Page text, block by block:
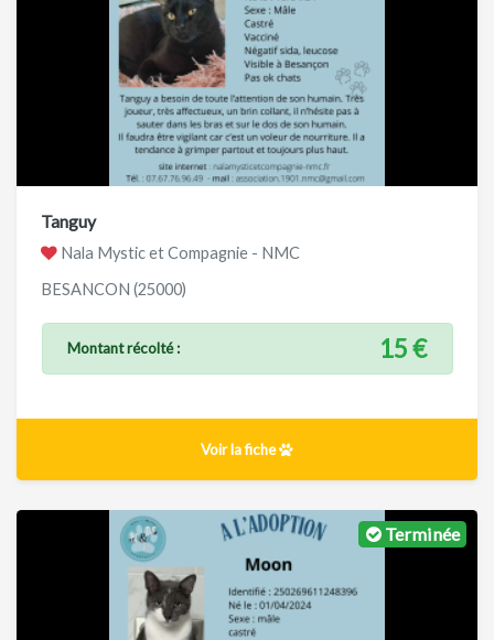
Tanguy
Nala Mystic et Compagnie - NMC
BESANCON (25000)
Montant récolté : 15 €
Voir la fiche
Terminée